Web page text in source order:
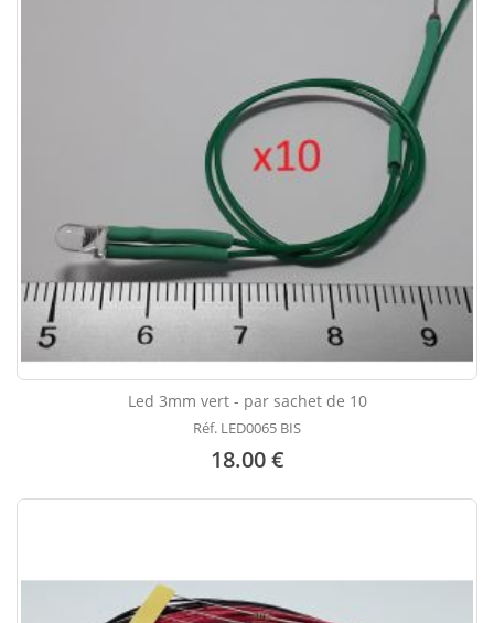
Led 3mm vert - par sachet de 10
Réf. LED0065 BIS
18.00 €